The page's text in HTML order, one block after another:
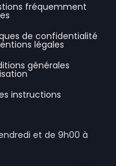
fréquemment
de confidentialité
légales
générales
instructions
et de 9h00 à